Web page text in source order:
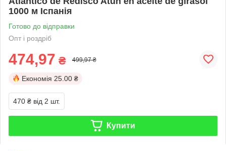
1000 м Іспанія
Готово до відправки
Опт і роздріб
474,97 ₴ 499,97 ₴
Економія 25.00 ₴
470 ₴ від 2 шт.
Купити